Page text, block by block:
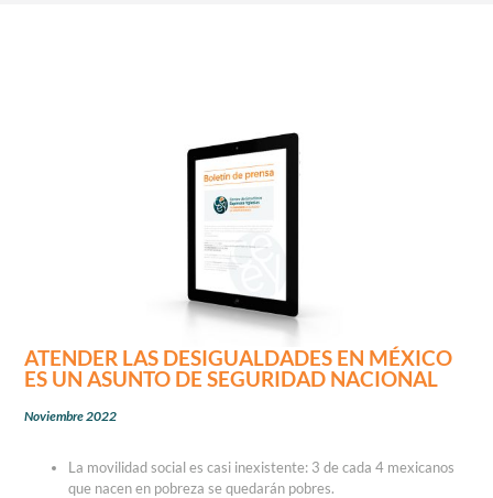
ATENDER LAS DESIGUALDADES EN MÉXICO
ES UN ASUNTO DE SEGURIDAD NACIONAL
Noviembre 2022
La movilidad social es casi inexistente: 3 de cada 4 mexicanos
que nacen en pobreza se quedarán pobres.